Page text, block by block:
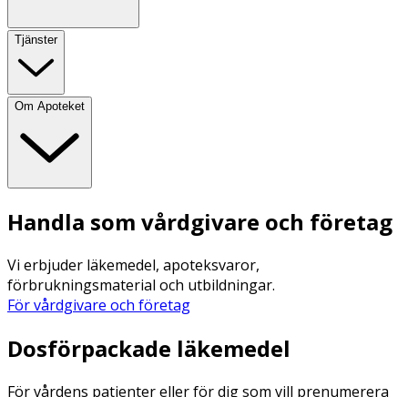
Tjänster
Om Apoteket
Handla som vårdgivare och företag
Vi erbjuder läkemedel, apoteksvaror,
förbrukningsmaterial och utbildningar.
För vårdgivare och företag
Dosförpackade läkemedel
För vårdens patienter eller för dig som vill prenumerera